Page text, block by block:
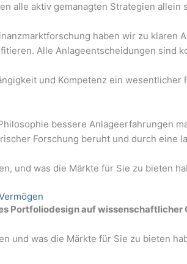
alle aktiv gemanagten Strategien
haben wir zu
Alle Anlageentscheidungen
und Kompetenz ein
bessere Anlageerfahrungen
Forschung beruht und durch eine
und was die Märkte für Sie zu bieten
Portfoliodesign auf
und was die Märkte für Sie zu bieten